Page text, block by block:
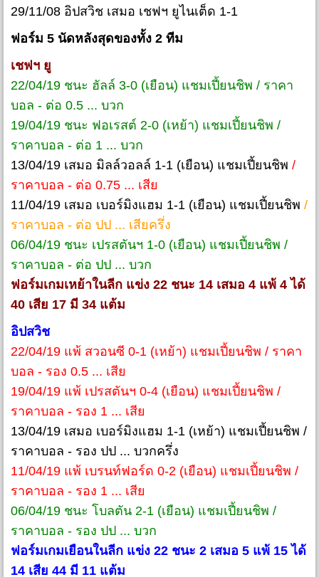
29/11/08 อิปสวิช เสมอ เชฟฯ ยูไนเต็ด 1-1
ฟอร์ม 5 นัดหลังสุดของทั้ง 2 ทีม
เชฟฯ ยู
22/04/19 ชนะ ฮัลล์ 3-0 (เยือน) แชมเปี้ยนชิพ / ราคา
บอล - ต่อ 0.5 ... บวก
19/04/19 ชนะ ฟอเรสต์ 2-0 (เหย้า) แชมเปี้ยนชิพ /
ราคาบอล - ต่อ 1 ... บวก
13/04/19 เสมอ มิลล์วอลล์ 1-1 (เยือน) แชมเปี้ยนชิพ /
ราคาบอล - ต่อ 0.75 ... เสีย
11/04/19 เสมอ เบอร์มิงแฮม 1-1 (เยือน) แชมเปี้ยนชิพ /
ราคาบอล - ต่อ ปป ... เสียครึ่ง
06/04/19 ชนะ เปรสตันฯ 1-0 (เยือน) แชมเปี้ยนชิพ /
ราคาบอล - ต่อ ปป ... บวก
ฟอร์มเกมเหย้าในลีก แข่ง 22 ชนะ 14 เสมอ 4 แพ้ 4 ได้
40 เสีย 17 มี 34 แต้ม
อิปสวิช
22/04/19 แพ้ สวอนซี 0-1 (เหย้า) แชมเปี้ยนชิพ / ราคา
บอล - รอง 0.5 ... เสีย
19/04/19 แพ้ เปรสตันฯ 0-4 (เยือน) แชมเปี้ยนชิพ /
ราคาบอล - รอง 1 ... เสีย
13/04/19 เสมอ เบอร์มิงแฮม 1-1 (เหย้า) แชมเปี้ยนชิพ /
ราคาบอล - รอง ปป ... บวกครึ่ง
11/04/19 แพ้ เบรนท์ฟอร์ด 0-2 (เยือน) แชมเปี้ยนชิพ /
ราคาบอล - รอง 1 ... เสีย
06/04/19 ชนะ โบลตัน 2-1 (เยือน) แชมเปี้ยนชิพ /
ราคาบอล - รอง ปป ... บวก
ฟอร์มเกมเยือนในลีก แข่ง 22 ชนะ 2 เสมอ 5 แพ้ 15 ได้
14 เสีย 44 มี 11 แต้ม